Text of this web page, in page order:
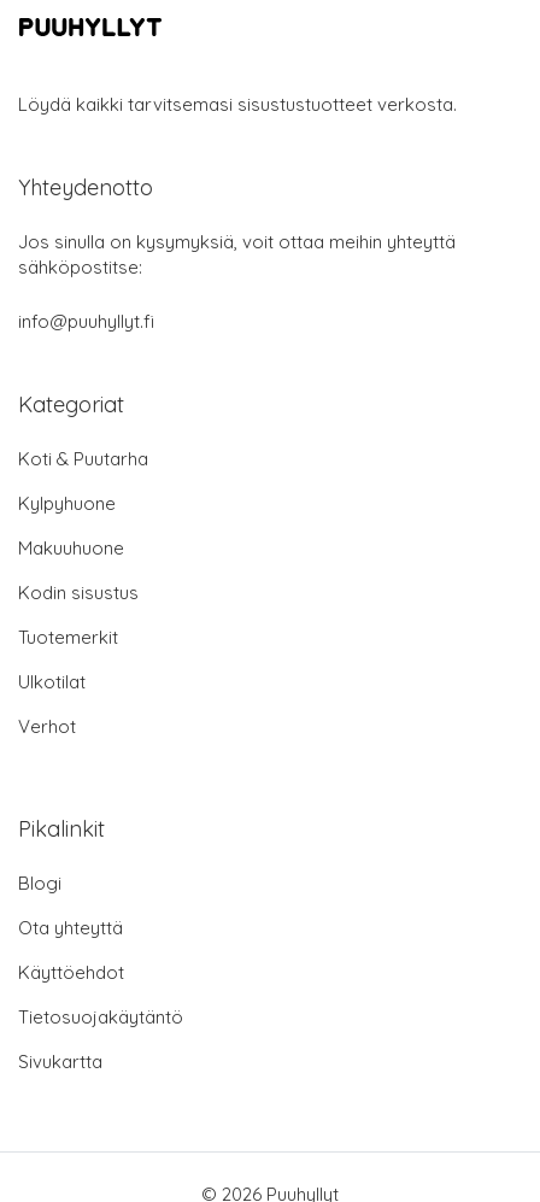
Löydä kaikki tarvitsemasi sisustustuotteet verkosta.
Yhteydenotto
Jos sinulla on kysymyksiä, voit ottaa meihin yhteyttä
sähköpostitse:
info@puuhyllyt.fi
Kategoriat
Koti & Puutarha
Kylpyhuone
Makuuhuone
Kodin sisustus
Tuotemerkit
Ulkotilat
Verhot
Pikalinkit
Blogi
Ota yhteyttä
Käyttöehdot
Tietosuojakäytäntö
Sivukartta
© 2026 Puuhyllyt